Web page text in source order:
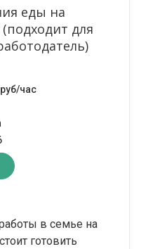
еды на
для
час
в семье на
готовить